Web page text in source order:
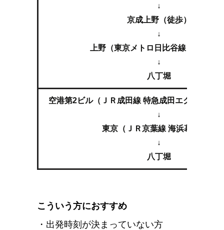
↓
京成上野（徒歩）
↓
上野（東京メトロ日比谷線 中目黒行
↓
八丁堀
空港第2ビル（ＪＲ成田線 特急成田エクスプレ
↓
東京（ＪＲ京葉線 海浜幕張行）
↓
八丁堀
こういう方におすすめ
・出発時刻が決まっていない方